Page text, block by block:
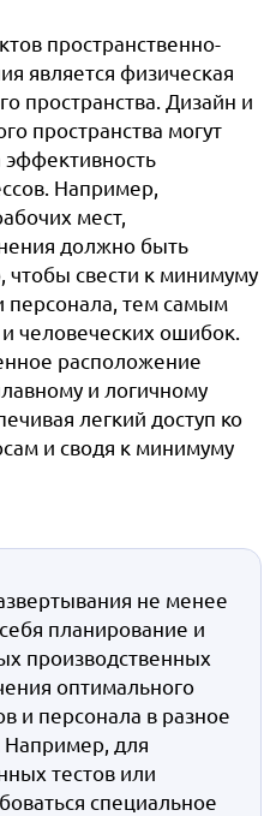
пространственно-
является физическая
пространства. Дизайн и
пространства могут
эффективность
Например,
мест,
должно быть
чтобы свести к минимуму
тем самым
человеческих ошибок.
расположение
и логичному
легкий доступ ко
и сводя к минимуму
не менее
планирование и
производственных
оптимального
и персонала в разное
для
тестов или
специальное